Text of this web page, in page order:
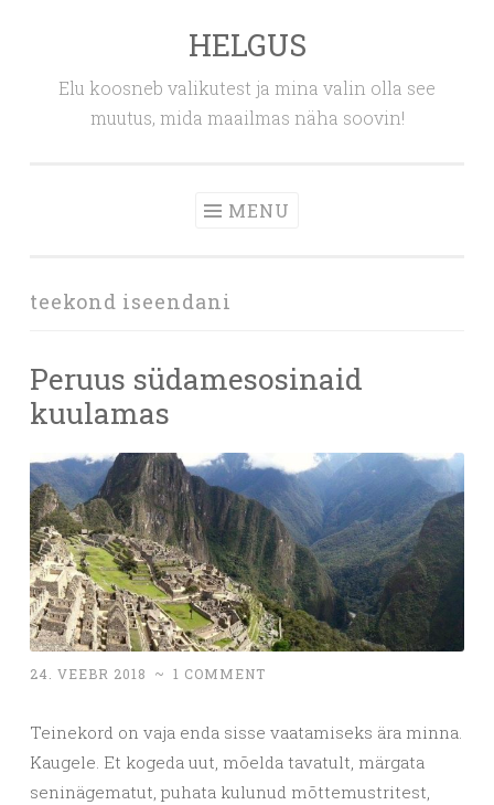
HELGUS
Elu koosneb valikutest ja mina valin olla see
muutus, mida maailmas näha soovin!
MENU
teekond iseendani
Peruus südamesosinaid
kuulamas
24. VEEBR 2018 ~ 1 COMMENT
Teinekord on vaja enda sisse vaatamiseks ära minna.
Kaugele. Et kogeda uut, mõelda tavatult, märgata
seninägematut, puhata kulunud mõttemustritest,